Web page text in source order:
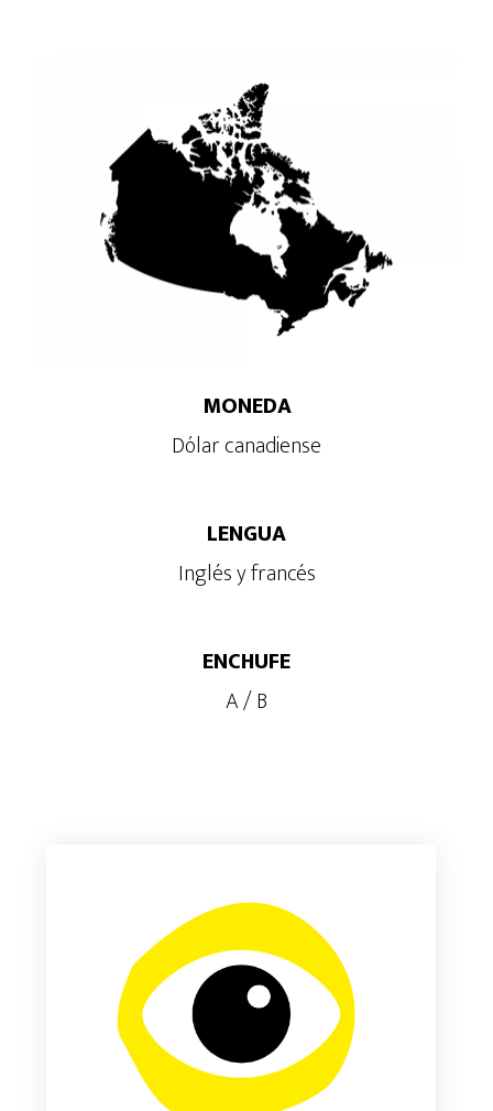
MONEDA
Dólar canadiense
LENGUA
Inglés y francés
ENCHUFE
A / B